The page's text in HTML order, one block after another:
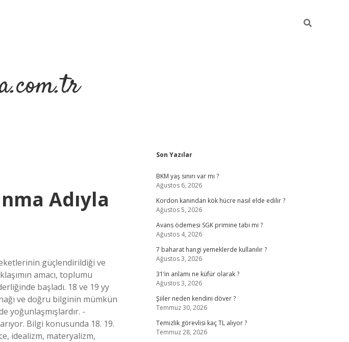
Adıyla
güçlendirildiği ve
amacı, toplumu
başladı. 18 ve 19 yy
ve doğru bilginin mümkün
yoğunlaşmışlardır. -
Bilgi konusunda 18. 19.
idealizm, materyalizm,
Sidebar
Son Yazılar
BKM yaş sınırı var mı ?
Ağustos 6, 2026
Kordon kanından kök hücre nasıl elde edilir ?
Ağustos 5, 2026
Avans ödemesi SGK primine tabi mi ?
Ağustos 4, 2026
7 baharat hangi yemeklerde kullanılır ?
Ağustos 3, 2026
31’in anlamı ne küfür olarak ?
Ağustos 3, 2026
Şiiler neden kendini döver ?
Temmuz 30, 2026
Temizlik görevlisi kaç TL alıyor ?
Temmuz 28, 2026
betexper giriş